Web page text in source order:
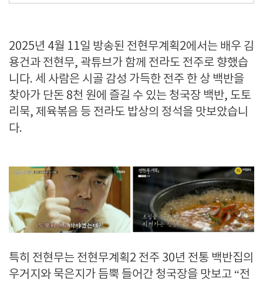
2025년 4월 11일 방송된 전현무계획2에서는 배우 김
용건과 전현무, 곽튜브가 함께 전라도 전주로 향했습
니다. 세 사람은 시골 감성 가득한 전주 한 상 백반을
찾아가 단돈 8천 원에 즐길 수 있는 청국장 백반, 도토
리묵, 제육볶음 등 전라도 밥상의 정석을 맛보았습니
다.
특히 전현무는 전현무계획2 전주 30년 전통 백반집의
우거지와 묵은지가 듬뿍 들어간 청국장을 맛보고 “전